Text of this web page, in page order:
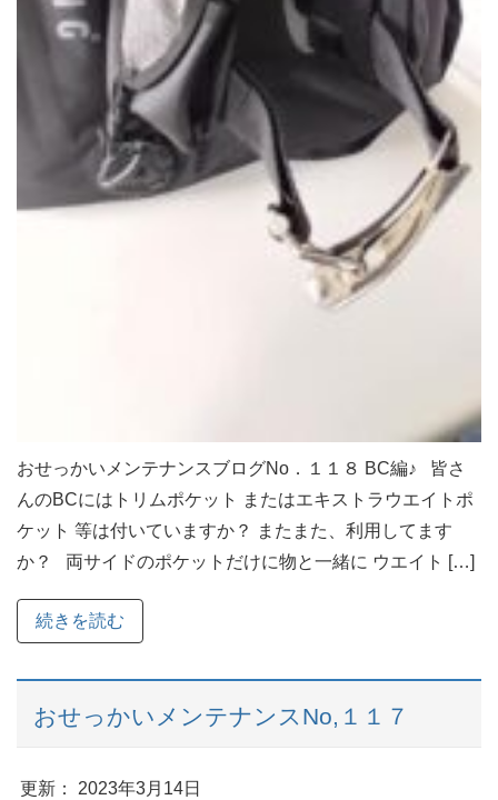
おせっかいメンテナンスブログNo．１１８ BC編♪ 皆さ
んのBCにはトリムポケット またはエキストラウエイトポ
ケット 等は付いていますか？ またまた、利用してます
か？ 両サイドのポケットだけに物と一緒に ウエイト […]
続きを読む
おせっかいメンテナンスNo,１１７
更新： 2023年3月14日